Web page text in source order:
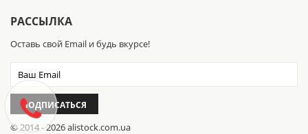
РАССЫЛКА
Оставь свой Email и будь вкурсе!
ПОДПИСАТЬСЯ
© 2014 - 2026 alistock.com.ua